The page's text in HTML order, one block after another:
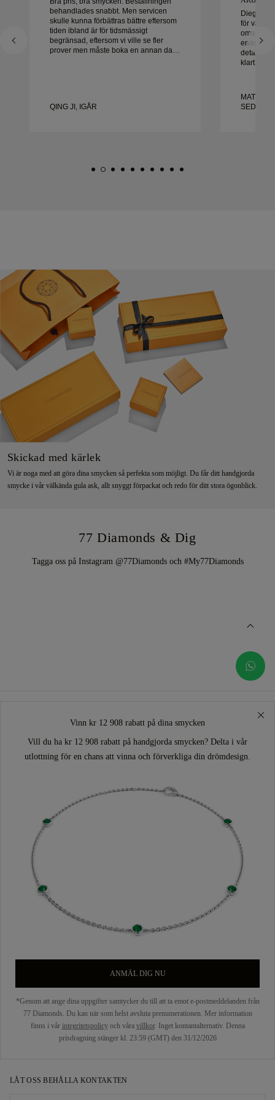
behandlades snabbt. Men servicen
skulle kunna förbättras bättre eftersom
tiden ibland är för tidsmässigt
begränsad, eftersom vi ville se fler
prover men måste boka en annan dag.
QING JI, IGÅR
Diego
för våra
omsorg
detalj
klart i tid.
SEDAN
Skickad med kärlek
Vi är noga med att göra dina smycken så perfekta som möjligt. Du får ditt handgjorda
smycke i vår välkända gula ask, allt snyggt förpackat och redo för ditt stora ögonblick.
77 Diamonds & Dig
Tagga oss på Instagram @77Diamonds och #My77Diamonds
Vinn kr 12 908 rabatt på dina smycken
Vill du ha kr 12 908 rabatt på handgjorda smycken? Delta i vår
utlottning för en chans att vinna och förverkliga din drömdesign.
ANMÄL DIG NU
*Genom att ange dina uppgifter samtycker du till att ta emot e-postmeddelanden från
77 Diamonds. Du kan när som helst avsluta prenumerationen. Mer information
finns i vår integritetspolicyoch våra villkor. Inget kontantalternativ. Denna
prisdragning stänger kl. 23:59 (GMT) den 31/12/2026
LÅT OSS BEHÅLLA KONTAKTEN